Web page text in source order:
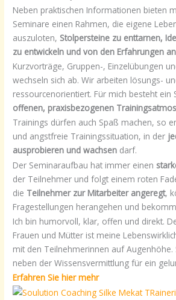
Neben praktischen Informationen bieten
Seminare einen Rahmen, die eigene
auszuloten, Stolpersteine zu enttarnen,
zu entwickeln und von den Erfahrungen
Kurzvorträge, Gruppen-, Einzelübungen
wechseln sich ab. Wir arbeiten lösungs-
ressourcenorientiert. Für mich besteht ein
offenen, praxisbezogenen
Trainings dürfen auch Spaß machen, so
und angstfreie Trainingssituation, in der
ausprobieren und wachsen darf.
Der Seminaraufbau hat immer einen
der Teilnehmer und folgt einem roten
die Teilnehmer zur Mitarbeiter angeregt,
Fragestellungen herangehen und
Ich bin humorvoll, klar, offen und direkt.
Frauen und Mütter ist meine
mit den Teilnehmerinnen auf
neben der Wissensvermittlung für ein
Erfahren Sie hier mehr